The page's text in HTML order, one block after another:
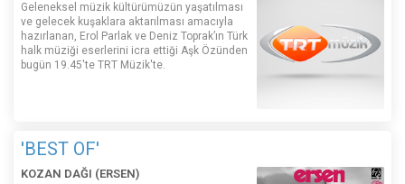
Geleneksel müzik kültürümüzün yaşatılması
ve gelecek kuşaklara aktarılması amacıyla
hazırlanan, Erol Parlak ve Deniz Toprak’ın Türk
halk müziği eserlerini icra ettiği Aşk Özünden
bugün 19.45'te TRT Müzik'te.
'BEST OF'
KOZAN DAĞI (ERSEN)